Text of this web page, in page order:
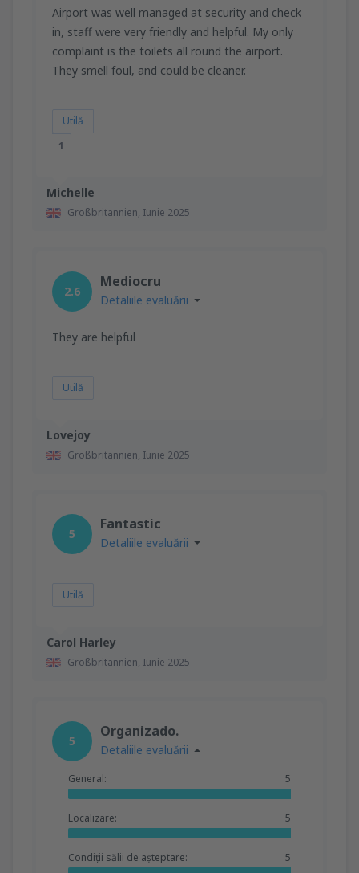
Michelle
Großbritannien, Iunie 2025
Airport was well managed at security and check
in, staff were very friendly and helpful. My only
complaint is the toilets all round the airport.
They smell foul, and could be cleaner.
Utilă
1
Lovejoy
Großbritannien, Iunie 2025
2.6
Mediocru
Detaliile evaluării
They are helpful
Utilă
Carol Harley
Großbritannien, Iunie 2025
5
Fantastic
Detaliile evaluării
Utilă
5
Organizado.
Detaliile evaluării
General: 5
Localizare: 5
Condiții sălii de așteptare: 5